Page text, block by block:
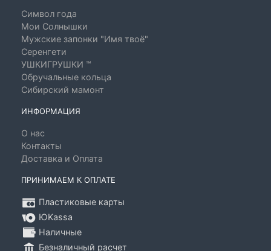
Символ года
Мои Солнышки
Мужские запонки "Имя твоё"
Серенгети
УШКИГРУШКИ ™
Обручальные кольца
Сибирский мамонт
ИНФОРМАЦИЯ
О нас
Контакты
Доставка и Оплата
ПРИНИМАЕМ К ОПЛАТЕ
Пластиковые карты
ЮKassa
Наличные
Безналичный расчет